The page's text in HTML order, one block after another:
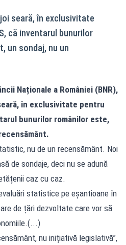
seară, în exclusivitate
că inventarul bunurilor
un sondaj, nu un
Naționale a României (BNR),
în exclusivitate pentru
bunurilor românilor este,
nu de un recensământ. Noi
de sondaje, deci nu se adună
caz cu caz.
statistice pe eșantioane în
de țări dezvoltate care vor să
nu inițiativă legislativă”,